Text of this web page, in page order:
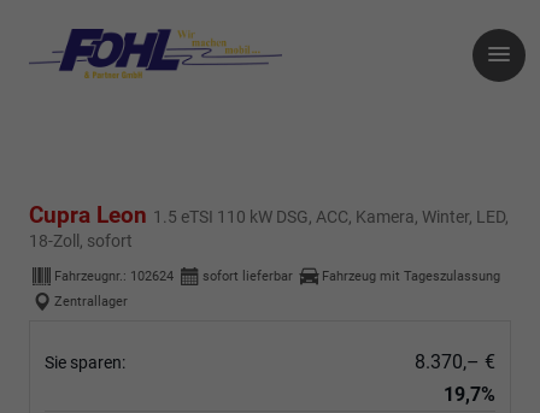
Cupra Leon 1.5 eTSI 110 kW DSG, ACC, Kamera, Winter, LED,
18-Zoll, sofort
Fahrzeugnr.: 102624 sofort lieferbar
Fahrzeug mit Tageszulassung
Zentrallager
Sie sparen:
8.370,– €
19,7%